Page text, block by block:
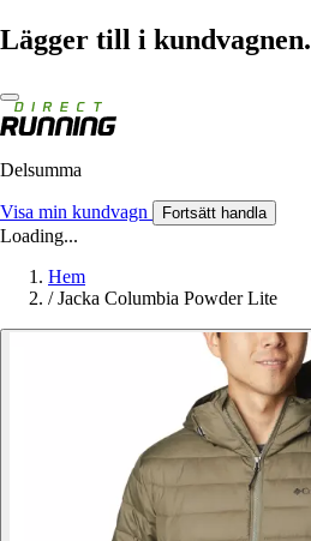
Lägger till i
Delsumma
Visa min kundvagn Fortsätt handla
Loading...
Hem
/ Jacka Columbia Powder Lite